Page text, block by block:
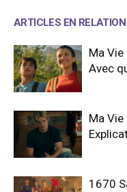
ARTICLES EN RELATION
Ma
Avec
Ma
1670